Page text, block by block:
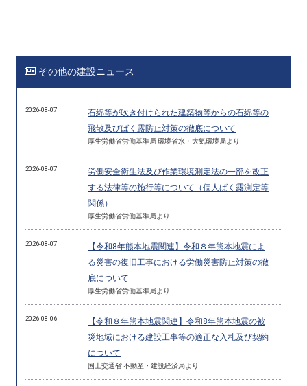
その他の建設ニュース
2026-08-07
石綿等が吹き付けられた建築物等からの石綿等の
飛散及びばく露防止対策の徹底について
厚生労働省労働基準局 環境省水・大気環境局より
2026-08-07
労働安全衛生法及び作業環境測定法の一部を改正
する法律等の施行等について（個人ばく露測定等
関係）
厚生労働省労働基準局より
2026-08-07
【令和8年熊本地震関連】令和８年熊本地震によ
る災害の復旧工事における労働災害防止対策の徹
底について
厚生労働省労働基準局より
2026-08-06
【令和８年熊本地震関連】令和8年熊本地震の被
災地域における建設工事等の適正な入札及び契約
について
国土交通省 不動産・建設経済局より